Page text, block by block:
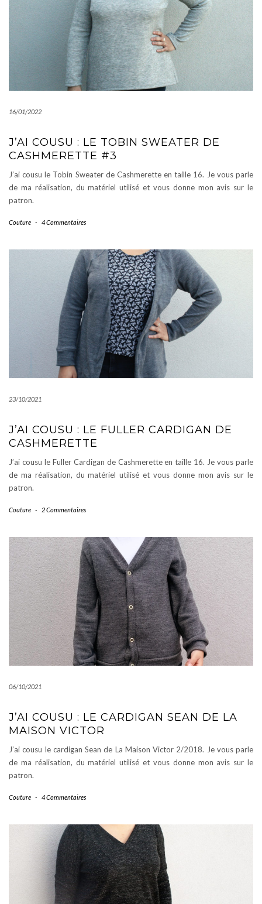
16/01/2022
J’AI COUSU : LE TOBIN SWEATER DE
CASHMERETTE #3
J’ai cousu le Tobin Sweater de Cashmerette en taille 16. Je vous parle
de ma réalisation, du matériel utilisé et vous donne mon avis sur le
patron.
Couture - 4 Commentaires
23/10/2021
J’AI COUSU : LE FULLER CARDIGAN DE
CASHMERETTE
J’ai cousu le Fuller Cardigan de Cashmerette en taille 16. Je vous parle
de ma réalisation, du matériel utilisé et vous donne mon avis sur le
patron.
Couture - 2 Commentaires
06/10/2021
J’AI COUSU : LE CARDIGAN SEAN DE LA
MAISON VICTOR
J’ai cousu le cardigan Sean de La Maison Victor 2/2018. Je vous parle
de ma réalisation, du matériel utilisé et vous donne mon avis sur le
patron.
Couture - 4 Commentaires